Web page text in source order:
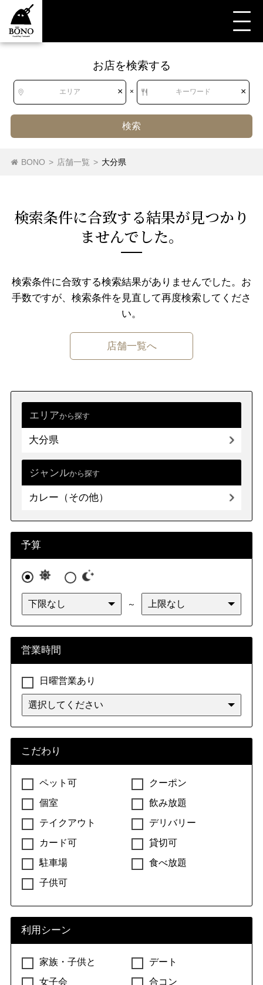
お店を検索する
エリア × × キーワード ×
検索
BONO > 店舗一覧 > 大分県
エリアから探す
大分県
すべて 大分県
北海道 北海道
山形県 福島県
栃木県
山梨県 長野県 岐阜県
愛知県
兵庫県
中国 広島県
山口県
四国 徳島県 高知県
九州・沖縄 福岡県 佐賀県 長崎県 熊本県
大分県 宮崎県 鹿児島県
沖縄県
ジャンルから探す
カレー（その他）
すべて カレー カレー（その他）
タイカレー スープカレー
予算
～
営業時間
日曜営業あり
こだわり
ペット可
クーポン
個室
飲み放題
テイクアウト
デリバリー
カード可
貸切可
駐車場
食べ放題
子供可
利用シーン
家族・子供と
デート
女子会
合コン
検索条件に合致する結果が⾒つかり
ませんでした。
検索条件に合致する検索結果がありませんでした。 お
手数ですが、検索条件を⾒直して再度検索してくださ
い。
店舗一覧へ